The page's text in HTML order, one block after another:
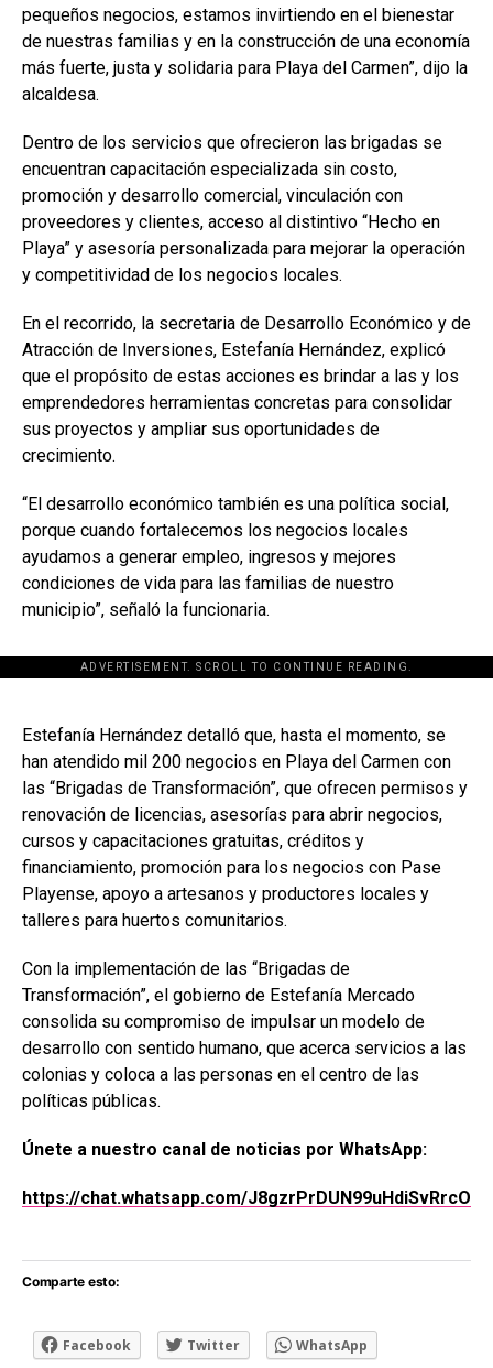
pequeños negocios, estamos invirtiendo en el bienestar
de nuestras familias y en la construcción de una economía
más fuerte, justa y solidaria para Playa del Carmen”, dijo la
alcaldesa.
Dentro de los servicios que ofrecieron las brigadas se
encuentran capacitación especializada sin costo,
promoción y desarrollo comercial, vinculación con
proveedores y clientes, acceso al distintivo “Hecho en
Playa” y asesoría personalizada para mejorar la operación
y competitividad de los negocios locales.
En el recorrido, la secretaria de Desarrollo Económico y de
Atracción de Inversiones, Estefanía Hernández, explicó
que el propósito de estas acciones es brindar a las y los
emprendedores herramientas concretas para consolidar
sus proyectos y ampliar sus oportunidades de
crecimiento.
“El desarrollo económico también es una política social,
porque cuando fortalecemos los negocios locales
ayudamos a generar empleo, ingresos y mejores
condiciones de vida para las familias de nuestro
municipio”, señaló la funcionaria.
ADVERTISEMENT. SCROLL TO CONTINUE READING.
[adsforwp id="243463"]
Estefanía Hernández detalló que, hasta el momento, se
han atendido mil 200 negocios en Playa del Carmen con
las “Brigadas de Transformación”, que ofrecen permisos y
renovación de licencias, asesorías para abrir negocios,
cursos y capacitaciones gratuitas, créditos y
financiamiento, promoción para los negocios con Pase
Playense, apoyo a artesanos y productores locales y
talleres para huertos comunitarios.
Con la implementación de las “Brigadas de
Transformación”, el gobierno de Estefanía Mercado
consolida su compromiso de impulsar un modelo de
desarrollo con sentido humano, que acerca servicios a las
colonias y coloca a las personas en el centro de las
políticas públicas.
Únete a nuestro canal de noticias por WhatsApp:
https://chat.whatsapp.com/J8gzrPrDUN99uHdiSvRrcO
Comparte esto:
Facebook Twitter WhatsApp